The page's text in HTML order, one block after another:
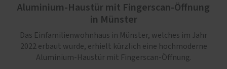
Aluminium-Haustür mit Fingerscan-Öffnung
in Münster
Das Einfamilienwohnhaus in Münster, welches im Jahr
2022 erbaut wurde, erhielt kürzlich eine hochmoderne
Aluminium-Haustür mit Fingerscan-Öffnung.